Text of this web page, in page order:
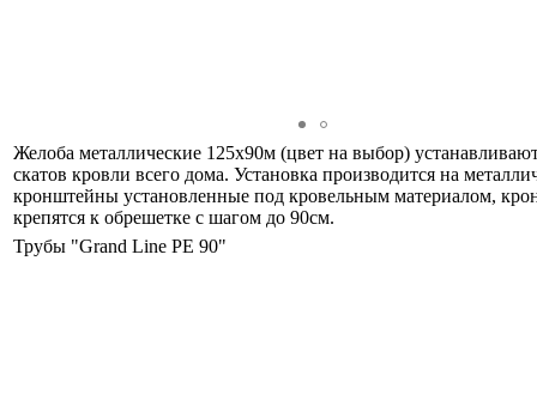
Желоба металлические 125х90м (цвет на выбор)
скатов кровли всего дома. Установка производится на
кронштейны установленные под кровельным материалом,
крепятся к обрешетке с шагом до 90см.
Трубы "Grand Line PE 90"